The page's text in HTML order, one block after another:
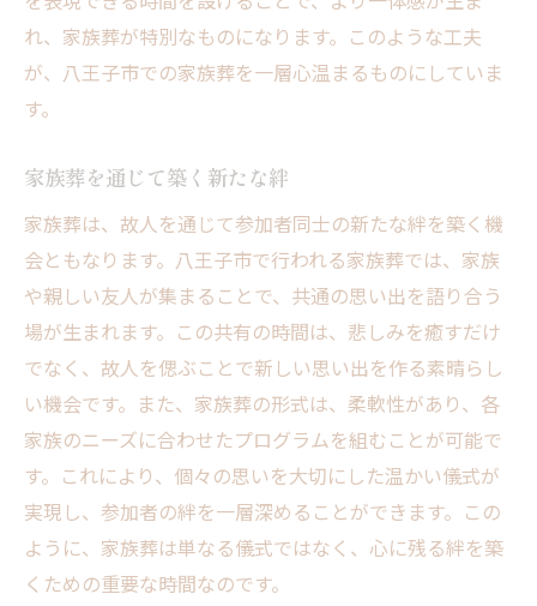
れ、家族葬が特別なものになります。このような工夫
が、八王子市での家族葬を一層心温まるものにしていま
す。
家族葬を通じて築く新たな絆
家族葬は、故人を通じて参加者同士の新たな絆を築く機
会ともなります。八王子市で行われる家族葬では、家族
や親しい友人が集まることで、共通の思い出を語り合う
場が生まれます。この共有の時間は、悲しみを癒すだけ
でなく、故人を偲ぶことで新しい思い出を作る素晴らし
い機会です。また、家族葬の形式は、柔軟性があり、各
家族のニーズに合わせたプログラムを組むことが可能で
す。これにより、個々の思いを大切にした温かい儀式が
実現し、参加者の絆を一層深めることができます。この
ように、家族葬は単なる儀式ではなく、心に残る絆を築
くための重要な時間なのです。